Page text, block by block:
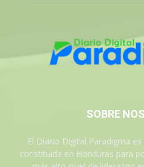
SOBRE
El Diario Digital Paradigma
constituida en Honduras para